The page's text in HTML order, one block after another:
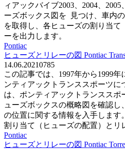
ィアックバイブ2003、2004、2005
ーズボックス図を 見つけ、車内
を取得し、各ヒューズの割り当て
ーを出力します。
Pontiac
ヒューズとリレーの図 Pontiac
14.06.20210785
この記事では、1997年から1999
ンティアックトランススポーツ
は、ポンティアックトランススポ
ューズボックスの概略図を確認
の位置に関する情報を入手します
割り当て（ヒューズの配置）とリ
Pontiac
ヒューズとリレーの図 Pontiac